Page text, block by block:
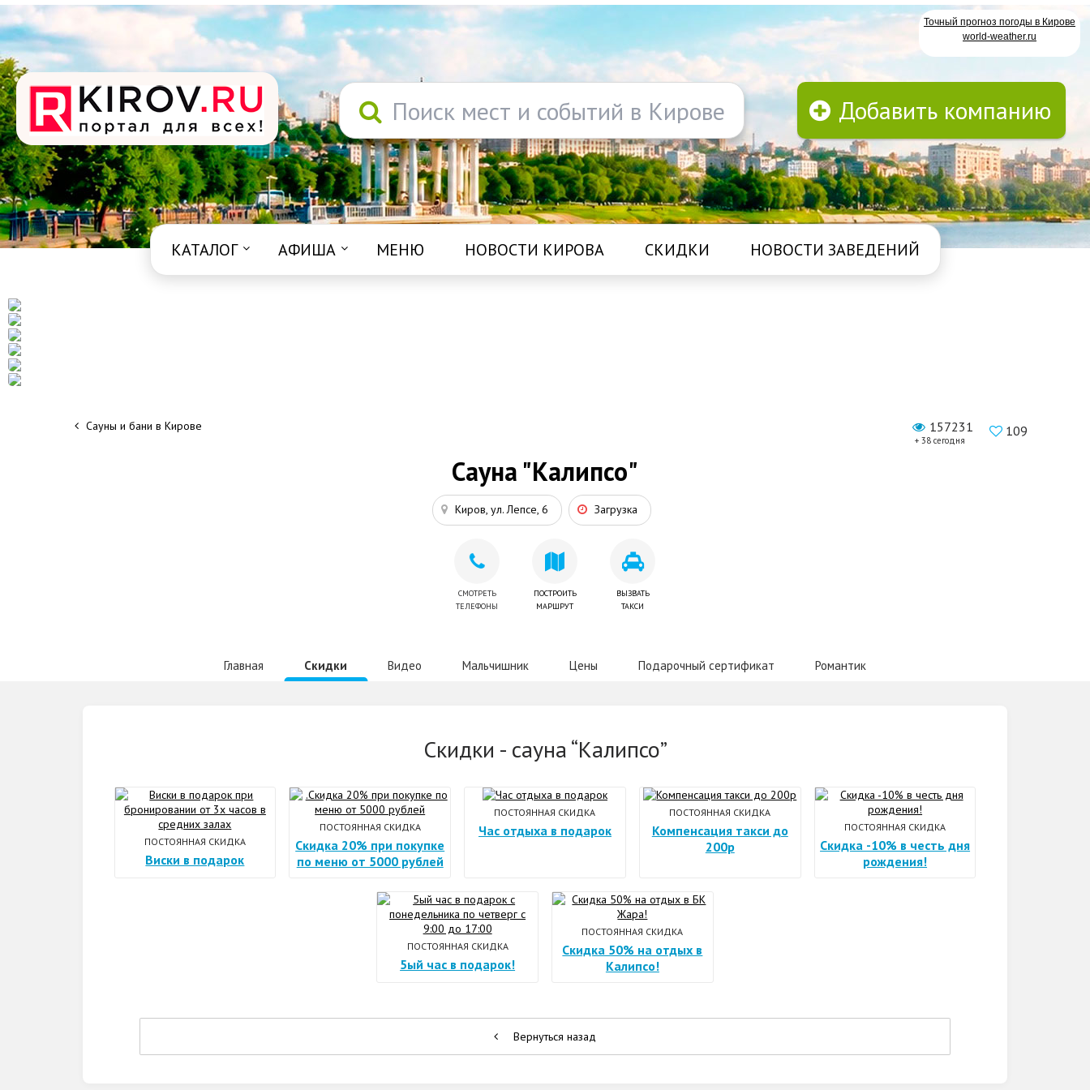
Точный прогноз погоды в Кирове
world-weather.ru
Поиск мест и событий в Кирове Добавить компанию
КАТАЛОГ АФИША МЕНЮ НОВОСТИ КИРОВА СКИДКИ НОВОСТИ ЗАВЕДЕНИЙ
Сауны и бани в Кирове 157231
+ 38 сегодня
109
Сауна "Калипсо"
Киров, ул. Лепсе, 6 Загрузка
СМОТРЕТЬ
ТЕЛЕФОНЫ
ПОСТРОИТЬ
МАРШРУТ
ВЫЗВАТЬ
ТАКСИ
Главная Скидки Видео Мальчишник Цены Подарочный сертификат Романтик
Скидки - сауна“Калипсо”
ПОСТОЯННАЯ СКИДКА
Виски в подарок
ПОСТОЯННАЯ СКИДКА
Скидка 20% при покупке
по меню от 5000 рублей
ПОСТОЯННАЯ СКИДКА
Час отдыха в подарок
ПОСТОЯННАЯ СКИДКА
Компенсация такси до
200р
ПОСТОЯННАЯ СКИДКА
Скидка -10% в честь дня
рождения!
ПОСТОЯННАЯ СКИДКА
5ый час в подарок!
ПОСТОЯННАЯ СКИДКА
Скидка 50% на отдых в
Калипсо!
Вернуться назад